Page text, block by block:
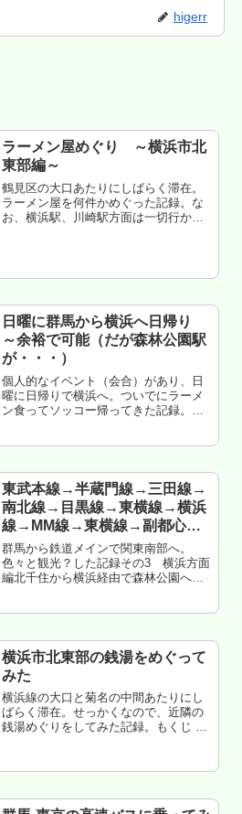
higerr
ラーメン屋めぐり ～横浜市北
東部編～
鶴見区の大口あたりにしばらく滞在。
ラーメン屋を何件かめぐった記録。な
お、横浜駅、川崎駅方面は一切行かな
（約6㎞）ラーメン屋めぐりの記録 伊
日曜に群馬から横浜へ日帰り
～余裕で可能（だが森林公園駅
が・・・）
個人的なイベント（会合）があり、日
曜に日帰りで横浜へ。ついでにラーメ
ン食ってソッコー帰ってきた記録。最
東武本線→半蔵門線→三田線→
南北線→目黒線→東横線→横浜
線→MM線→東横線→副都心線
→東上線に乗車したら、横浜線
が一番混んでた（横浜方面に乗
車した記録）
群馬から鉄道メインで関東南部へ。
色々と観光？した記録その3 横浜方面
編北千住から横浜経由で森林公園へ帰
横浜市北東部の銭湯をめぐって
みた
横浜線の大口と菊名の中間あたりにし
ばらく滞在。せっかくなので、近隣の
銭湯めぐりをしてみた記録。もくじ 菊
みらい 万葉倶楽部